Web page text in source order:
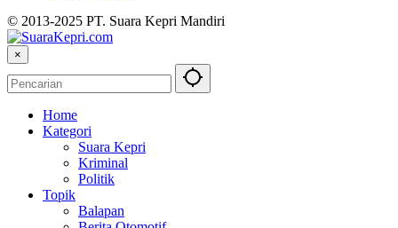
© 2013-2025 PT. Suara Kepri Mandiri
×
Home
Kategori
Suara Kepri
Kriminal
Politik
Topik
Balapan